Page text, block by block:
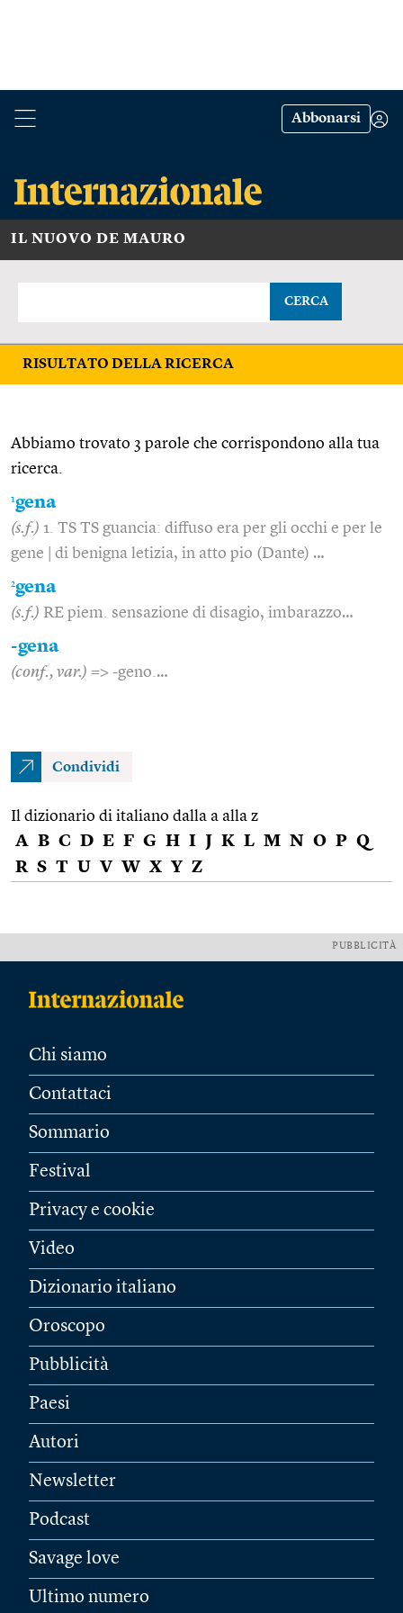
Abbonarsi
IL NUOVO DE MAURO
CERCA
RISULTATO DELLA RICERCA
Abbiamo trovato 3 parole che corrispondono alla tua
ricerca.
1gena
(s.f.) 1. TS TS guancia: diffuso era per gli occhi e per le
gene | di benigna letizia, in atto pio (Dante) …
2gena
(s.f.) RE piem. sensazione di disagio, imbarazzo…
-gena
(conf., var.) => -geno.…
Condividi
Il dizionario di italiano dalla a alla z
A B C D E F G H I J K L M N O P Q
R S T U V W X Y Z
PUBBLICITÀ
Chi siamo
Contattaci
Sommario
Festival
Privacy e cookie
Video
Dizionario italiano
Oroscopo
Pubblicità
Paesi
Autori
Newsletter
Podcast
Savage love
Ultimo numero